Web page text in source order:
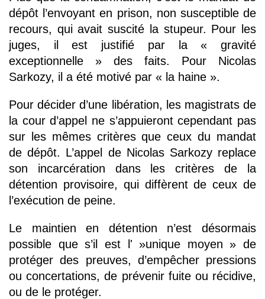
dépôt l’envoyant en prison, non susceptible de
recours, qui avait suscité la stupeur. Pour les
juges, il est justifié par la « gravité
exceptionnelle » des faits. Pour Nicolas
Sarkozy, il a été motivé par « la haine ».
Pour décider d’une libération, les magistrats de
la cour d’appel ne s’appuieront cependant pas
sur les mêmes critères que ceux du mandat
de dépôt. L’appel de Nicolas Sarkozy replace
son incarcération dans les critères de la
détention provisoire, qui diffèrent de ceux de
l’exécution de peine.
Le maintien en détention n’est désormais
possible que s’il est l' »unique moyen » de
protéger des preuves, d’empêcher pressions
ou concertations, de prévenir fuite ou récidive,
ou de le protéger.